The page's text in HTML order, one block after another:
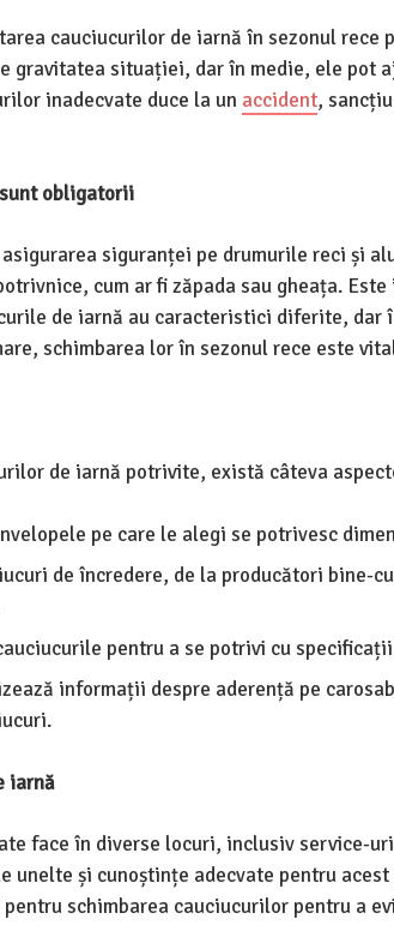
cauciucurilor de iarnă în sezonul rece
gravitatea situației, dar în medie, ele pot
inadecvate duce la un accident,
obligatorii
siguranței pe drumurile reci și
cum ar fi zăpada sau gheața.
de iarnă au caracteristici diferite, dar
schimbarea lor în sezonul rece este
de iarnă potrivite, există câteva
pe care le alegi se potrivesc
de încredere, de la producători bine-
pentru a se potrivi cu
informații despre aderență pe
iarnă
face în diverse locuri, inclusiv service-
unelte și cunoștințe adecvate pentru
schimbarea cauciucurilor pentru a